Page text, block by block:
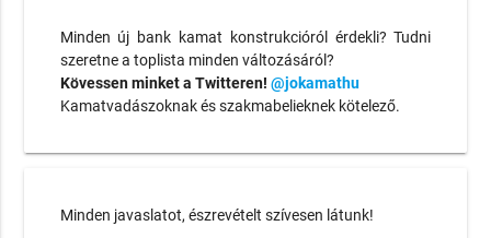
Minden új bank kamat konstrukcióról érdekli? Tudni
szeretne a toplista minden változásáról?
Kövessen minket a Twitteren! @jokamathu
Kamatvadászoknak és szakmabelieknek kötelező.
Minden javaslatot, észrevételt szívesen látunk!